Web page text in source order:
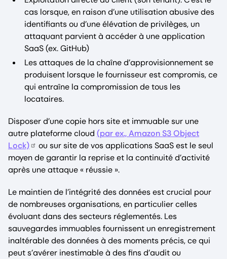
cas lorsque, en raison d’une utilisation abusive des
identifiants ou d’une élévation de privilèges, un
attaquant parvient à accéder à une application
SaaS (ex. GitHub)
Les attaques de la chaîne d’approvisionnement se
produisent lorsque le fournisseur est compromis, ce
qui entraîne la compromission de tous les
locataires.
Disposer d’une copie hors site et immuable sur une
autre plateforme cloud (par ex., Amazon S3 Object
Lock)
ou sur site de vos applications SaaS est le seul
moyen de garantir la reprise et la continuité d’activité
après une attaque « réussie ».
Le maintien de l’intégrité des données est crucial pour
de nombreuses organisations, en particulier celles
évoluant dans des secteurs réglementés. Les
sauvegardes immuables fournissent un enregistrement
inaltérable des données à des moments précis, ce qui
peut s’avérer inestimable à des fins d’audit ou